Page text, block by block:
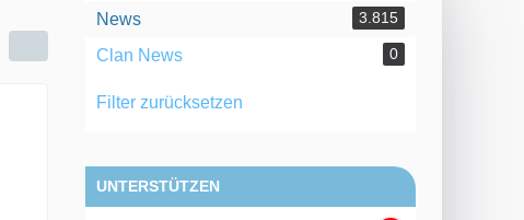
News 3.815
Clan News 0
Filter zurücksetzen
UNTERSTÜTZEN